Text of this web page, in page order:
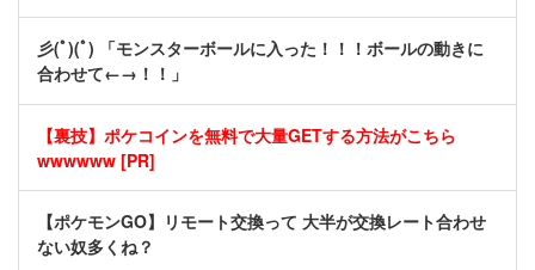
彡(ﾟ)(ﾟ) 「モンスターボールに入った！！！ボールの動きに
合わせて←→！！」
【裏技】ポケコインを無料で大量GETする方法がこちら
wwwwww [PR]
【ポケモンGO】リモート交換って 大半が交換レート合わせ
ない奴多くね？